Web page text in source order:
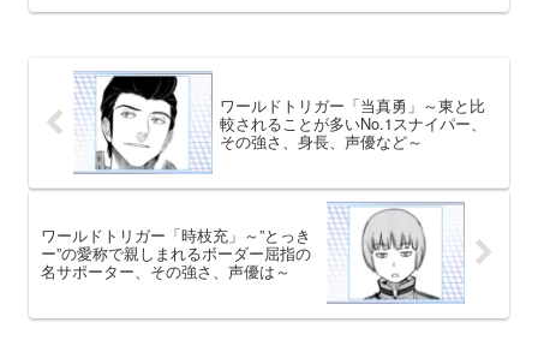
ワールドトリガー「当真勇」～東と比
較されることが多いNo.1スナイパー、
その強さ、身長、声優など～
ワールドトリガー「時枝充」～”とっき
ー”の愛称で親しまれるボーダー屈指の
名サポーター、その強さ、声優は～